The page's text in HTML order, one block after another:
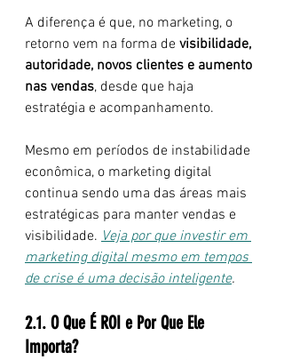
A diferença é que, no marketing, o
retorno vem na forma de visibilidade,
autoridade, novos clientes e aumento
nas vendas, desde que haja
estratégia e acompanhamento.
Mesmo em períodos de instabilidade
econômica, o marketing digital
continua sendo uma das áreas mais
estratégicas para manter vendas e
visibilidade. Veja por que investir em
marketing digital mesmo em tempos
de crise é uma decisão inteligente.
2.1. O Que É ROI e Por Que Ele
Importa?